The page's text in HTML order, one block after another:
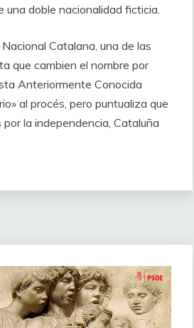
doble nacionalidad ficticia.
Catalana, una de las
que cambien el nombre por
Anteriormente Conocida
al procés, pero puntualiza que
la independencia, Cataluña